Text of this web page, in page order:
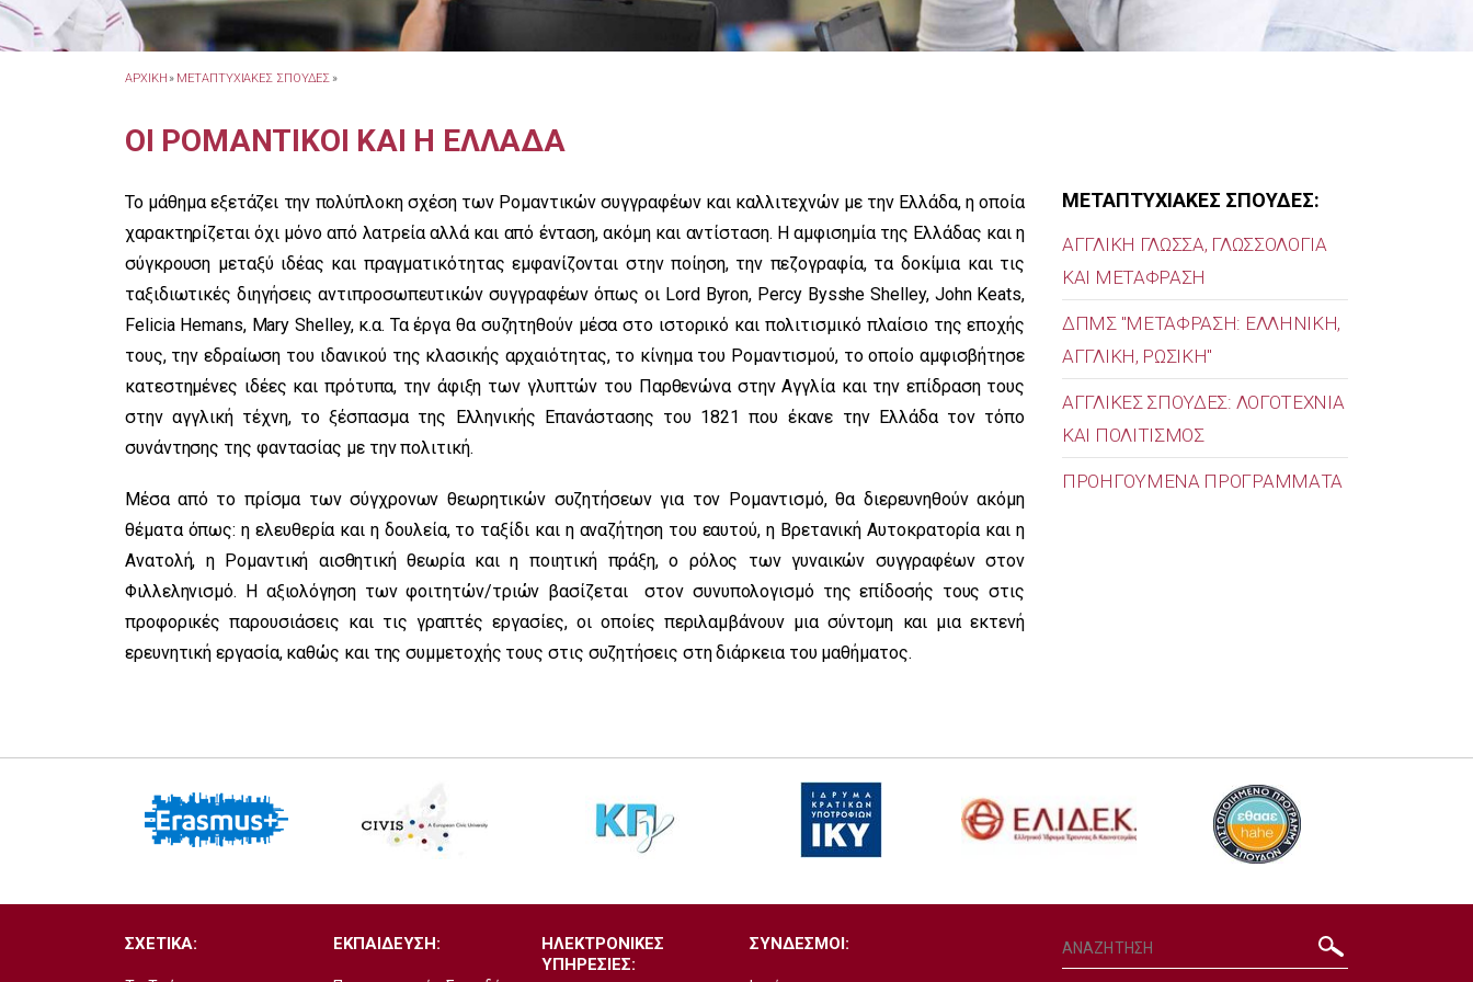
ΑΡΧΙΚΗ » ΜΕΤΑΠΤΥΧΙΑΚΕΣ ΣΠΟΥΔΕΣ »
ΟΙ ΡΟΜΑΝΤΙΚΟΙ ΚΑΙ Η ΕΛΛΑΔΑ
Το μάθημα εξετάζει την πολύπλοκη σχέση των Ρομαντικών συγγραφέων και καλλιτεχνών με την Ελλάδα, η οποία
χαρακτηρίζεται όχι μόνο από λατρεία αλλά και από ένταση, ακόμη και αντίσταση. Η αμφισημία της Ελλάδας και η
σύγκρουση μεταξύ ιδέας και πραγματικότητας εμφανίζονται στην ποίηση, την πεζογραφία, τα δοκίμια και τις
ταξιδιωτικές διηγήσεις αντιπροσωπευτικών συγγραφέων όπως οι Lord Byron, Percy Bysshe Shelley, John Keats,
Felicia Hemans, Mary Shelley, κ.α. Τα έργα θα συζητηθούν μέσα στο ιστορικό και πολιτισμικό πλαίσιο της εποχής
τους, την εδραίωση του ιδανικού της κλασικής αρχαιότητας, το κίνημα του Ρομαντισμού, το οποίο αμφισβήτησε
κατεστημένες ιδέες και πρότυπα, την άφιξη των γλυπτών του Παρθενώνα στην Αγγλία και την επίδραση τους
στην αγγλική τέχνη, το ξέσπασμα της Ελληνικής Επανάστασης του 1821 που έκανε την Ελλάδα τον τόπο
συνάντησης της φαντασίας με την πολιτική.
Μέσα από τo πρίσμα των σύγχρονων θεωρητικών συζητήσεων για τον Ρομαντισμό, θα διερευνηθούν ακόμη
θέματα όπως: η ελευθερία και η δουλεία, το ταξίδι και η αναζήτηση του εαυτού, η Βρετανική Αυτοκρατορία και η
Ανατολή, η Ρομαντική αισθητική θεωρία και η ποιητική πράξη, ο ρόλος των γυναικών συγγραφέων στον
Φιλλεληνισμό. Η αξιολόγηση των φοιτητών/τριών βασίζεται στον συνυπολογισμό της επίδοσής τους στις
προφορικές παρουσιάσεις και τις γραπτές εργασίες, οι οποίες περιλαμβάνουν μια σύντομη και μια εκτενή
ερευνητική εργασία, καθώς και της συμμετοχής τους στις συζητήσεις στη διάρκεια του μαθήματος.
ΜΕΤΑΠΤΥΧΙΑΚΕΣ ΣΠΟΥΔΕΣ:
ΑΓΓΛΙΚΗ ΓΛΩΣΣΑ, ΓΛΩΣΣΟΛΟΓΙΑ
ΚΑΙ ΜΕΤΑΦΡΑΣΗ
ΔΠΜΣ "ΜΕΤΑΦΡΑΣΗ: ΕΛΛΗΝΙΚΗ,
ΑΓΓΛΙΚΗ, ΡΩΣΙΚΗ"
ΑΓΓΛΙΚΕΣ ΣΠΟΥΔΕΣ: ΛΟΓΟΤΕΧΝΙΑ
ΚΑΙ ΠΟΛΙΤΙΣΜΟΣ
ΠΡΟΗΓΟΥΜΕΝΑ ΠΡΟΓΡΑΜΜΑΤΑ
ΣΧΕΤΙΚΑ: ΕΚΠΑΙΔΕΥΣΗ:
ΗΛΕΚΤΡΟΝΙΚΕΣ
ΥΠΗΡΕΣΙΕΣ:
ΣΥΝΔΕΣΜΟΙ: